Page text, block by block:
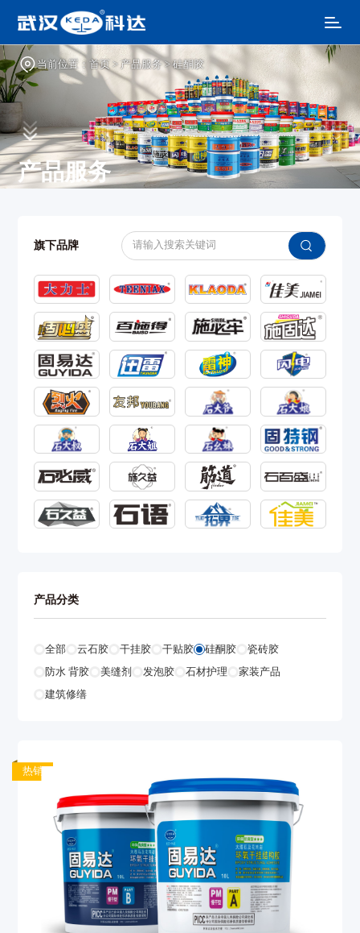
当前位置：首页 >产品服务>硅酮胶
产品服务
旗下品牌
产品分类
全部 云石胶 干挂胶 干贴胶 硅酮胶
瓷砖胶
防水 背胶
美缝剂 发泡胶 石材护理
家装产品
建筑修缮
热销